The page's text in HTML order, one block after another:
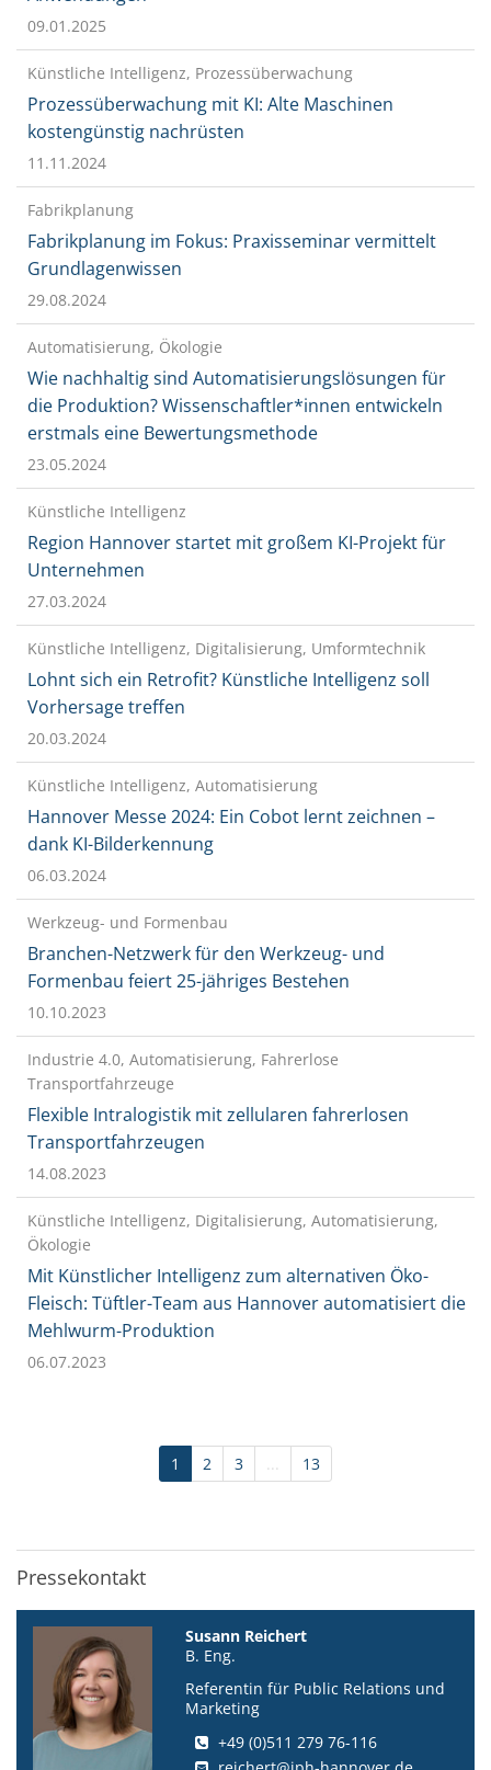
09.01.2025
Künstliche Intelligenz, Prozessüberwachung
Prozessüberwachung mit KI: Alte Maschinen
kostengünstig nachrüsten
11.11.2024
Fabrikplanung
Fabrikplanung im Fokus: Praxisseminar vermittelt
Grundlagenwissen
29.08.2024
Automatisierung, Ökologie
Wie nachhaltig sind Automatisierungslösungen für
die Produktion? Wissenschaftler*innen entwickeln
erstmals eine Bewertungsmethode
23.05.2024
Künstliche Intelligenz
Region Hannover startet mit großem KI-Projekt für
Unternehmen
27.03.2024
Künstliche Intelligenz, Digitalisierung, Umformtechnik
Lohnt sich ein Retrofit? Künstliche Intelligenz soll
Vorhersage treffen
20.03.2024
Künstliche Intelligenz, Automatisierung
Hannover Messe 2024: Ein Cobot lernt zeichnen –
dank KI-Bilderkennung
06.03.2024
Werkzeug- und Formenbau
Branchen-Netzwerk für den Werkzeug- und
Formenbau feiert 25-jähriges Bestehen
10.10.2023
Industrie 4.0, Automatisierung, Fahrerlose
Transportfahrzeuge
Flexible Intralogistik mit zellularen fahrerlosen
Transportfahrzeugen
14.08.2023
Künstliche Intelligenz, Digitalisierung, Automatisierung,
Ökologie
Mit Künstlicher Intelligenz zum alternativen Öko-
Fleisch: Tüftler-Team aus Hannover automatisiert die
Mehlwurm-Produktion
06.07.2023
1 2 3 13
Pressekontakt
Susann Reichert
B. Eng.
Referentin für Public Relations und
Marketing
+49 (0)511 279 76-116